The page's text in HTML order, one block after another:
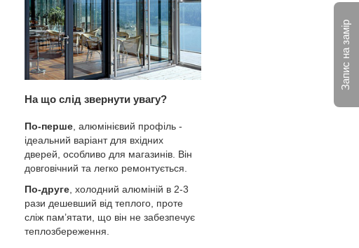
На що слід звернути увагу?
По-перше, алюмінієвий профіль -
ідеальний варіант для вхідних
дверей, особливо для магазинів. Він
довговічний та легко ремонтується.
По-друге, холодний алюміній в 2-3
рази дешевший від теплого, проте
сліж пам’ятати, що він не забезпечує
теплозбереження.
Запис на замір